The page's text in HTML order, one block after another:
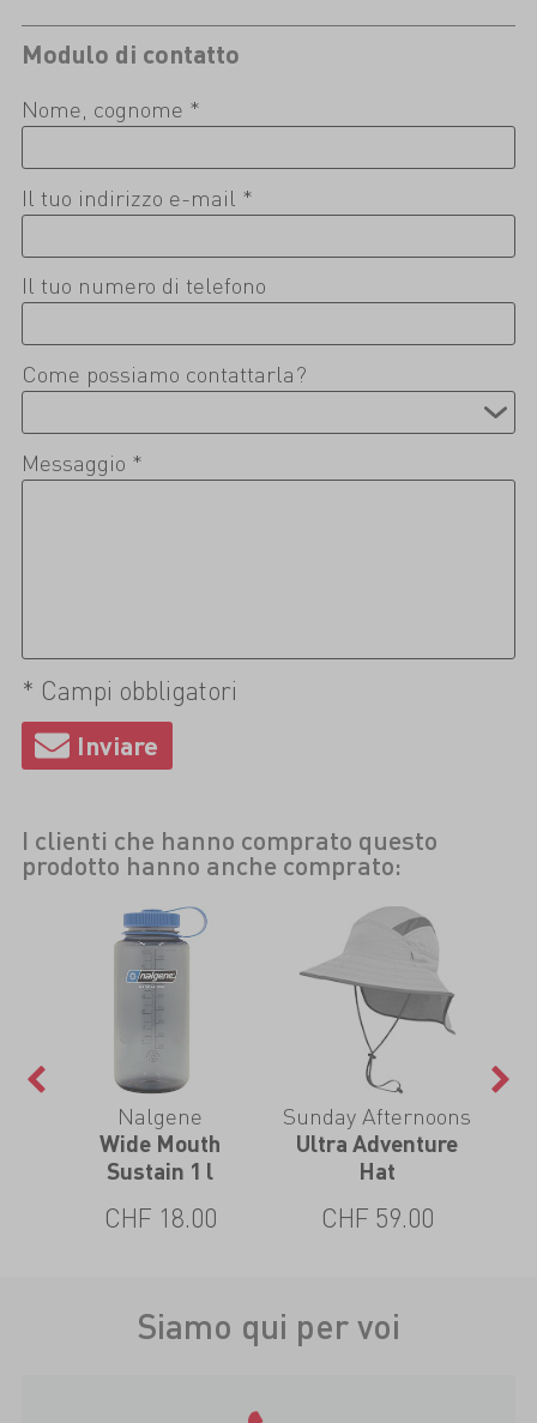
Modulo di contatto
Nome, cognome *
Il tuo indirizzo e-mail *
Il tuo numero di telefono
Come possiamo contattarla?
Messaggio *
* Campi obbligatori
I clienti che hanno comprato questo
prodotto hanno anche comprato:
Nalgene
Wide Mouth
Sustain 1 l
CHF 18.00
Sunday Afternoons
Ultra Adventure
Hat
CHF 59.00
Siamo qui per voi